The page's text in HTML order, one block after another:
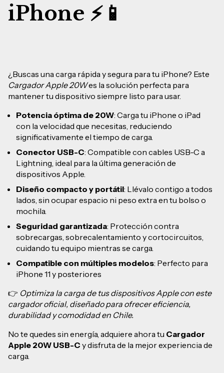
iPhone ⚡📱
¿Buscas una carga rápida y segura para tu iPhone? Este
Cargador Apple 20Wes la solución perfecta para
mantener tu dispositivo siempre listo para usar.
Potencia óptima de 20W: Carga tu iPhone o iPad
con la velocidad que necesitas, reduciendo
significativamente el tiempo de carga.
Conector USB-C: Compatible con cables USB-C a
Lightning, ideal para la última generación de
dispositivos Apple.
Diseño compacto y portátil: Llévalo contigo a todos
lados, sin ocupar espacio ni peso extra en tu bolso o
mochila.
Seguridad garantizada: Protección contra
sobrecargas, sobrecalentamiento y cortocircuitos,
cuidando tu equipo mientras se carga.
Compatible con múltiples modelos: Perfecto para
iPhone 11 y posteriores
👉 Optimiza la carga de tus dispositivos Apple con este
cargador oficial, diseñado para ofrecer eficiencia,
durabilidad y comodidad en Chile.
No te quedes sin energía, adquiere ahora tu Cargador
Apple 20W USB-C y disfruta de la mejor experiencia de
carga.